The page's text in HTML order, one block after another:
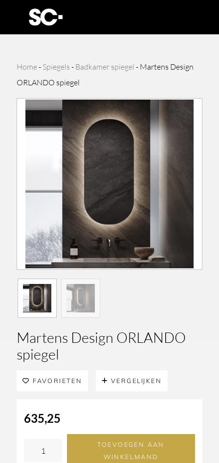
Home- Spiegels - Badkamer spiegel - Martens Design
ORLANDO spiegel
Martens Design ORLANDO
spiegel
FAVORIETEN VERGELIJKEN
635,25
Martens
TOEVOEGEN AAN
WINKELMAND